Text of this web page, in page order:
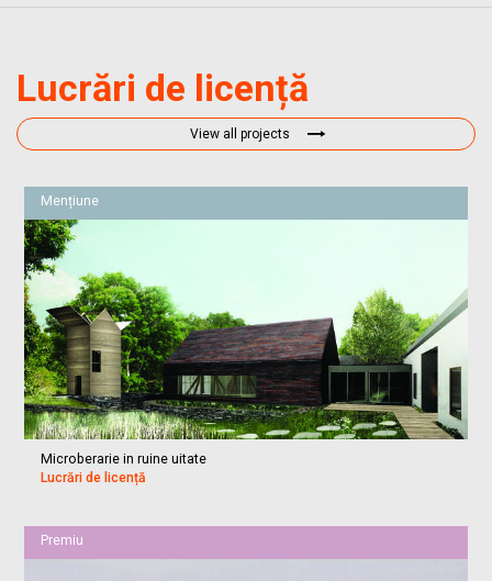
Lucrări de licență
View all projects
Mențiune
Microberarie in ruine uitate
Lucrări de licență
Premiu